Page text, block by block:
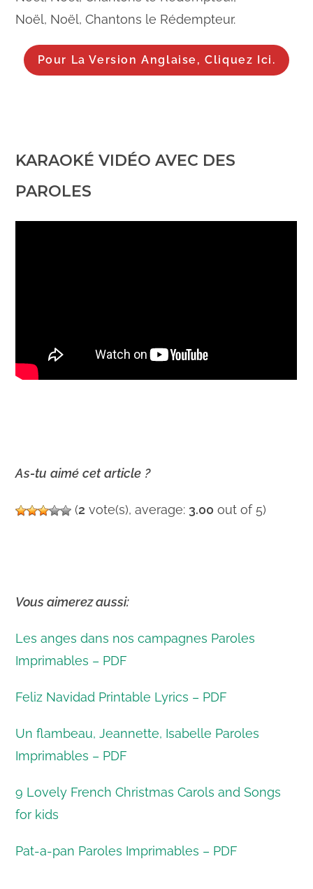
Noël, Noël, Chantons le Rédempteur.
Pour La Version Anglaise, Cliquez Ici.
KARAOKÉ VIDÉO AVEC DES
PAROLES
As-tu aimé cet article ?
(2 vote(s), average: 3.00 out of 5)
Vous aimerez aussi:
Les anges dans nos campagnes Paroles
Imprimables – PDF
Feliz Navidad Printable Lyrics – PDF
Un flambeau, Jeannette, Isabelle Paroles
Imprimables – PDF
9 Lovely French Christmas Carols and Songs
for kids
Pat-a-pan Paroles Imprimables – PDF